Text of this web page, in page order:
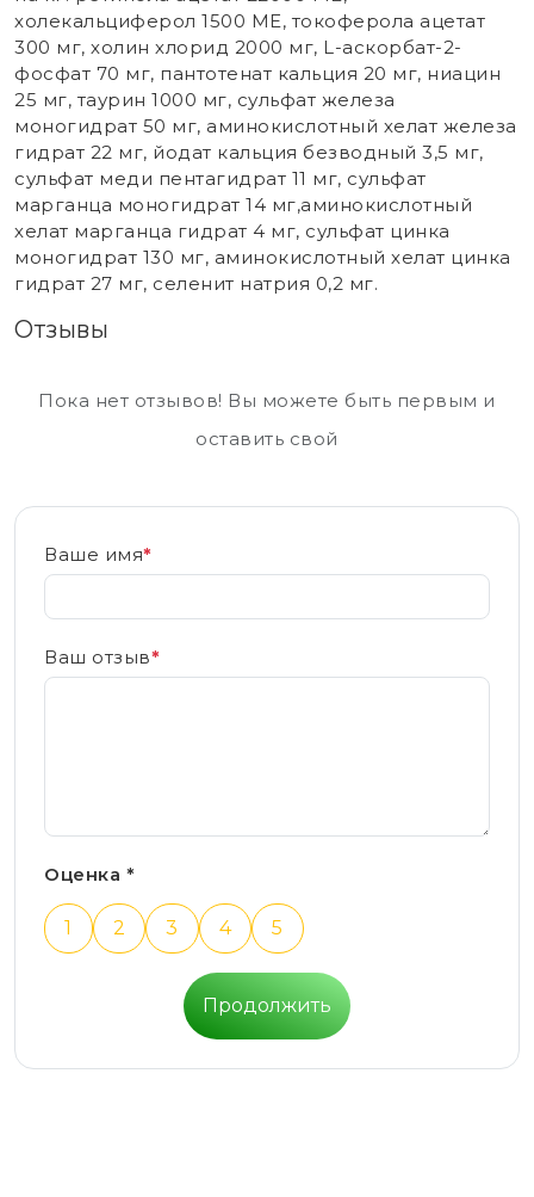
холекальциферол 1500 МЕ, токоферола ацетат
300 мг, холин хлорид 2000 мг, L-аскорбат-2-
фосфат 70 мг, пантотенат кальция 20 мг, ниацин
25 мг, таурин 1000 мг, сульфат железа
моногидрат 50 мг, аминокислотный хелат железа
гидрат 22 мг, йодат кальция безводный 3,5 мг,
сульфат меди пентагидрат 11 мг, сульфат
марганца моногидрат 14 мг,аминокислотный
хелат марганца гидрат 4 мг, сульфат цинка
моногидрат 130 мг, аминокислотный хелат цинка
гидрат 27 мг, селенит натрия 0,2 мг.
Отзывы
Пока нет отзывов! Вы можете быть первым и
оставить свой
Ваше имя*
Ваш отзыв*
Оценка *
1 2 3 4 5
Продолжить